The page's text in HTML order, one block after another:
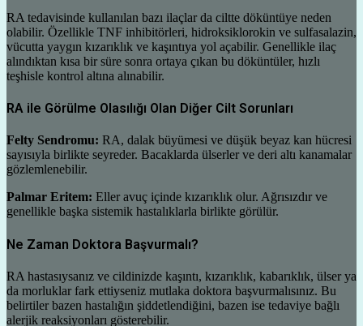
RA tedavisinde kullanılan bazı ilaçlar da ciltte döküntüye neden
olabilir. Özellikle TNF inhibitörleri, hidroksiklorokin ve sulfasalazin,
vücutta yaygın kızarıklık ve kaşıntıya yol açabilir. Genellikle ilaç
alındıktan kısa bir süre sonra ortaya çıkan bu döküntüler, hızlı
teşhisle kontrol altına alınabilir.
RA ile Görülme Olasılığı Olan Diğer Cilt Sorunları
Felty Sendromu: RA, dalak büyümesi ve düşük beyaz kan hücresi
sayısıyla birlikte seyreder. Bacaklarda ülserler ve deri altı kanamalar
gözlemlenebilir.
Palmar Eritem: Eller avuç içinde kızarıklık olur. Ağrısızdır ve
genellikle başka sistemik hastalıklarla birlikte görülür.
Ne Zaman Doktora Başvurmalı?
RA hastasıysanız ve cildinizde kaşıntı, kızarıklık, kabarıklık, ülser ya
da morluklar fark ettiyseniz mutlaka doktora başvurmalısınız. Bu
belirtiler bazen hastalığın şiddetlendiğini, bazen ise tedaviye bağlı
alerjik reaksiyonları gösterebilir.